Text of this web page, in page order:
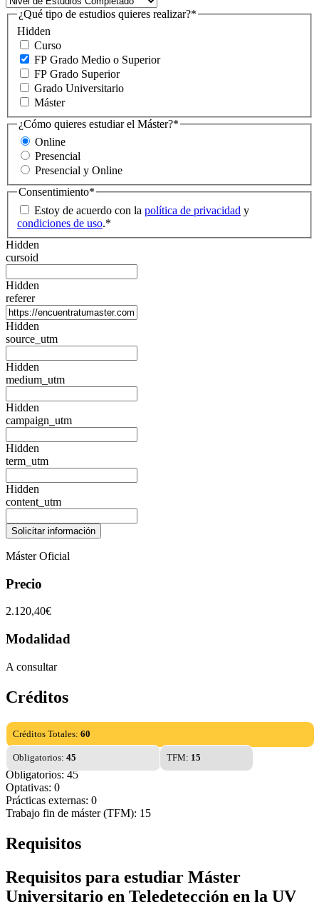
Hidden
¿Qué tipo de estudios quieres realizar?*
Curso
FP Grado Medio o Superior
FP Grado Superior
Grado Universitario
Máster
¿Cómo quieres estudiar el Máster?*
Online
Presencial
Presencial y Online
Consentimiento*
Estoy de acuerdo con la política de privacidad y
condiciones de uso.*
Hidden
cursoid
Hidden
referer
Hidden
source_utm
Hidden
medium_utm
Hidden
campaign_utm
Hidden
term_utm
Hidden
content_utm
Máster Oficial
Precio
2.120,40€
Modalidad
A consultar
Créditos
Créditos Totales: 60
Obligatorios: 45 TFM: 15
Obligatorios: 45
Optativas: 0
Prácticas externas: 0
Trabajo fin de máster (TFM): 15
Requisitos
Requisitos para estudiar Máster
Universitario en Teledetección en la UV